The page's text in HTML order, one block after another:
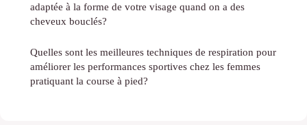
adaptée à la forme de votre visage quand on a des
cheveux bouclés?
Quelles sont les meilleures techniques de respiration pour
améliorer les performances sportives chez les femmes
pratiquant la course à pied?